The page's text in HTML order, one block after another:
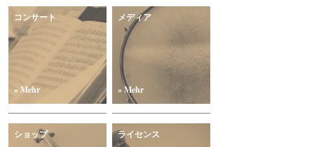
コンサート
» Mehr
メディア
» Mehr
ショップ ライセンス